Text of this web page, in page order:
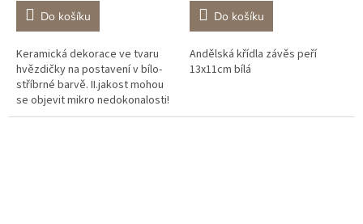
Do košíku
Keramická dekorace ve tvaru
hvězdičky na postavení v bílo-
stříbrné barvě. II.jakost mohou
se objevit mikro nedokonalosti!
Upozornění jedná se o zboží z
Do košíku
Andělská křídla závěs peří
13x11cm bílá